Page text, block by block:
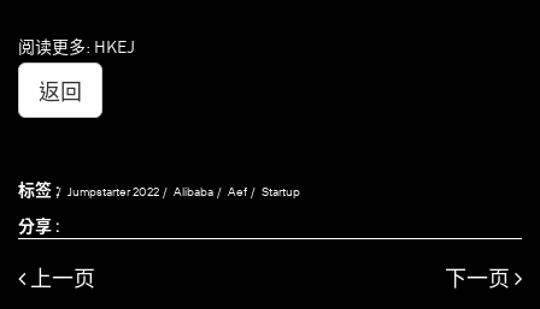
阅读更多: HKEJ
返回
标签 : Jumpstarter 2022 Alibaba Aef Startup
分享 :
上一页 下一页